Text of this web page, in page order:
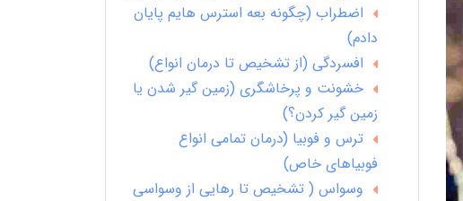
اضطراب (چگونه بعه استرس هایم پایان
دادم)
افسردگی (از تشخیص تا درمان انواع)
خشونت و پرخاشگری (زمین گیر شدن یا
زمین گیر کردن؟)
ترس و فوبیا (درمان تمامی انواع
فوبیاهای خاص)
وسواس ( تشخیص تا رهایی از وسواسی